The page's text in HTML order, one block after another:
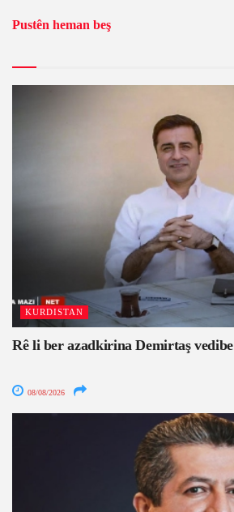
Pustên heman beş
KURDISTAN
Rê li ber azadkirina Demirtaş vedibe
08/08/2026